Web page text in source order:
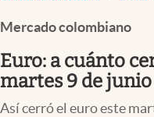
Colombia
Mercado colombiano
Euro: a cuánto
martes 9 de junio
Así cerró el euro este